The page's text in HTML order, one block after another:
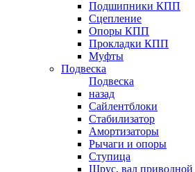
Подшипники КПП
Сцепление
Опоры КПП
Прокладки КПП
Муфты
Подвеска
Подвеска
назад
Сайлентблоки
Стабилизатор
Амортизаторы
Рычаги и опоры
Ступица
Шрус, вал приводной